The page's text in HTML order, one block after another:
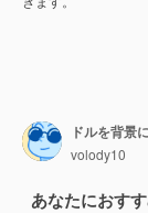
ドルを背景
volody10
あなたにおす